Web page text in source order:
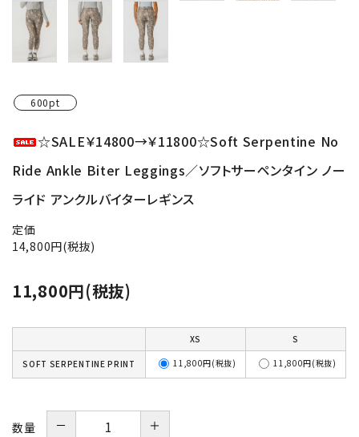
600pt
☆SALE￥14800→￥11800☆Soft Serpentine No
Ride Ankle Biter Leggings／ソフトサーペンタイン ノー
ライド アンクルバイターレギンス
定価
14,800円(税抜)
11,800円(税抜)
XS S
SOFT SERPENTINE PRINT 11,800円(税抜) 11,800円(税抜)
数量 － ＋